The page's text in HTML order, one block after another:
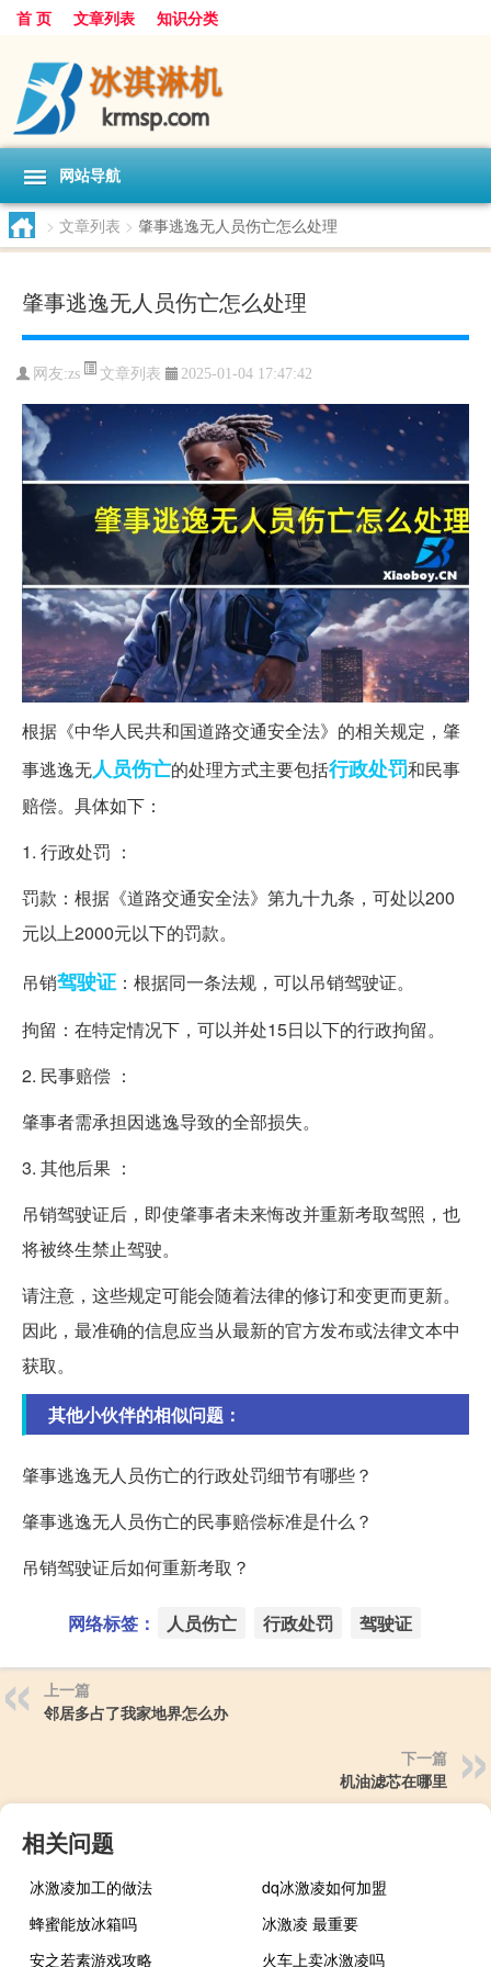
首 页 文章列表 知识分类
网站导航
> 文章列表 > 肇事逃逸无人员伤亡怎么处理
肇事逃逸无人员伤亡怎么处理
网友:zs 文章列表 2025-01-04 17:47:42
根据《中华人民共和国道路交通安全法》的相关规定，肇
事逃逸无人员伤亡的处理方式主要包括行政处罚和民事
赔偿。具体如下：
1. 行政处罚 ：
罚款：根据《道路交通安全法》第九十九条，可处以200
元以上2000元以下的罚款。
吊销驾驶证 ：根据同一条法规，可以吊销驾驶证。
拘留：在特定情况下，可以并处15日以下的行政拘留。
2. 民事赔偿 ：
肇事者需承担因逃逸导致的全部损失。
3. 其他后果 ：
吊销驾驶证后，即使肇事者未来悔改并重新考取驾照，也
将被终生禁止驾驶。
请注意，这些规定可能会随着法律的修订和变更而更新。
因此，最准确的信息应当从最新的官方发布或法律文本中
获取。
其他小伙伴的相似问题：
肇事逃逸无人员伤亡的行政处罚细节有哪些？
肇事逃逸无人员伤亡的民事赔偿标准是什么？
吊销驾驶证后如何重新考取？
网络标签： 人员伤亡 行政处罚 驾驶证
上一篇
邻居多占了我家地界怎么办
下一篇
机油滤芯在哪里
相关问题
冰激凌加工的做法
dq冰激凌如何加盟
蜂蜜能放冰箱吗
冰激凌 最重要
安之若素游戏攻略
火车上卖冰激凌吗